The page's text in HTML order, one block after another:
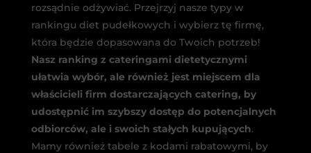
rozsądnie odżywiać. Przejrzyj nasze typy w
rankingu diet pudełkowych i wybierz tę firmę,
która będzie dopasowana do Twoich potrzeb!
Nasz ranking z cateringami dietetycznymi
ułatwia wybór, ale również jest miejscem dla
właścicieli firm dostarczających catering, by
udostępnić im szybszy dostęp do potencjalnych
odbiorców, ale i swoich stałych kupujących.
Mamy również tabele z kodami rabatowymi, by